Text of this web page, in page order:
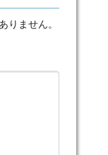
りません。